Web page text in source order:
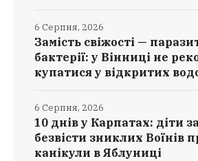
Замість свіжості —
бактерії: у Вінниці не
купатися у відкритих
6 Серпня, 2026
10 днів у Карпатах: діти
безвісти зниклих Воїнів
канікули в Яблуниці
6 Серпня, 2026